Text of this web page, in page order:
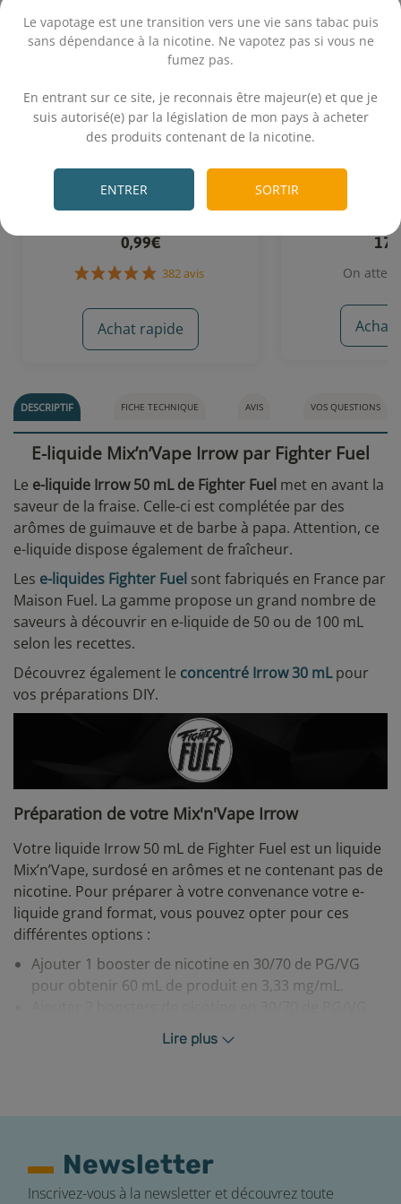
Le vapotage est une transition vers une vie sans tabac puis
sans dépendance à la nicotine. Ne vapotez pas si vous ne
fumez pas.
En entrant sur ce site, je reconnais être majeur(e) et que je
suis autorisé(e) par la législation de mon pays à acheter
des produits contenant de la nicotine.
ENTRER SORTIR
nicotine
0,99€
382 avis
Achat rapide
Fraise -
On
Achat
DESCRIPTIF FICHE TECHNIQUE AVIS VOS QUESTIONS
E-liquide Mix’n’Vape Irrow par Fighter Fuel
Le e-liquide Irrow 50 mL de Fighter Fuel met en avant la
saveur de la fraise. Celle-ci est complétée par des
arômes de guimauve et de barbe à papa. Attention, ce
e-liquide dispose également de fraîcheur.
Les e-liquides Fighter Fuel sont fabriqués en France par
Maison Fuel. La gamme propose un grand nombre de
saveurs à découvrir en e-liquide de 50 ou de 100 mL
selon les recettes.
Découvrez également le concentré Irrow 30 mLpour
vos préparations DIY.
Préparation de votre Mix'n'Vape Irrow
Votre liquide Irrow 50 mL de Fighter Fuel est un liquide
Mix’n’Vape, surdosé en arômes et ne contenant pas de
nicotine. Pour préparer à votre convenance votre e-
liquide grand format, vous pouvez opter pour ces
différentes options :
Ajouter 1 booster de nicotine en 30/70 de PG/VG
pour obtenir 60 mL de produit en 3,33 mg/mL.
pour obtenir 70 mL de produit en 5,71 mg/mL.
Ajouter 20 mL de base neutre en 30/70 de PG/VG
24h pour un rendu de saveurs optimal. Pour plus
d’informations,découvrez notre tuto vidéo
liquides Mix’n’Vape.
Lire plus
Newsletter
Inscrivez-vous à la newsletter et découvrez toute